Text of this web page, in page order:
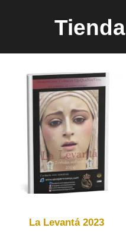
Tienda
La Levantá 2023